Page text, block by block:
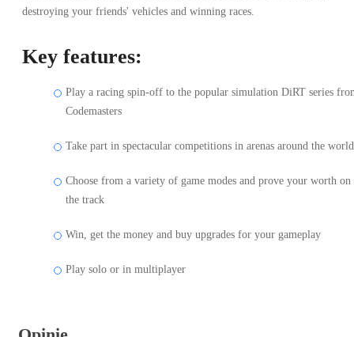
destroying your friends' vehicles and winning races.
Key features:
Play a racing spin-off to the popular simulation DiRT series
Codemasters
Take part in spectacular competitions in arenas around the world
Choose from a variety of game modes and prove your worth on
the track
Win, get the money and buy upgrades for your gameplay
Play solo or in multiplayer